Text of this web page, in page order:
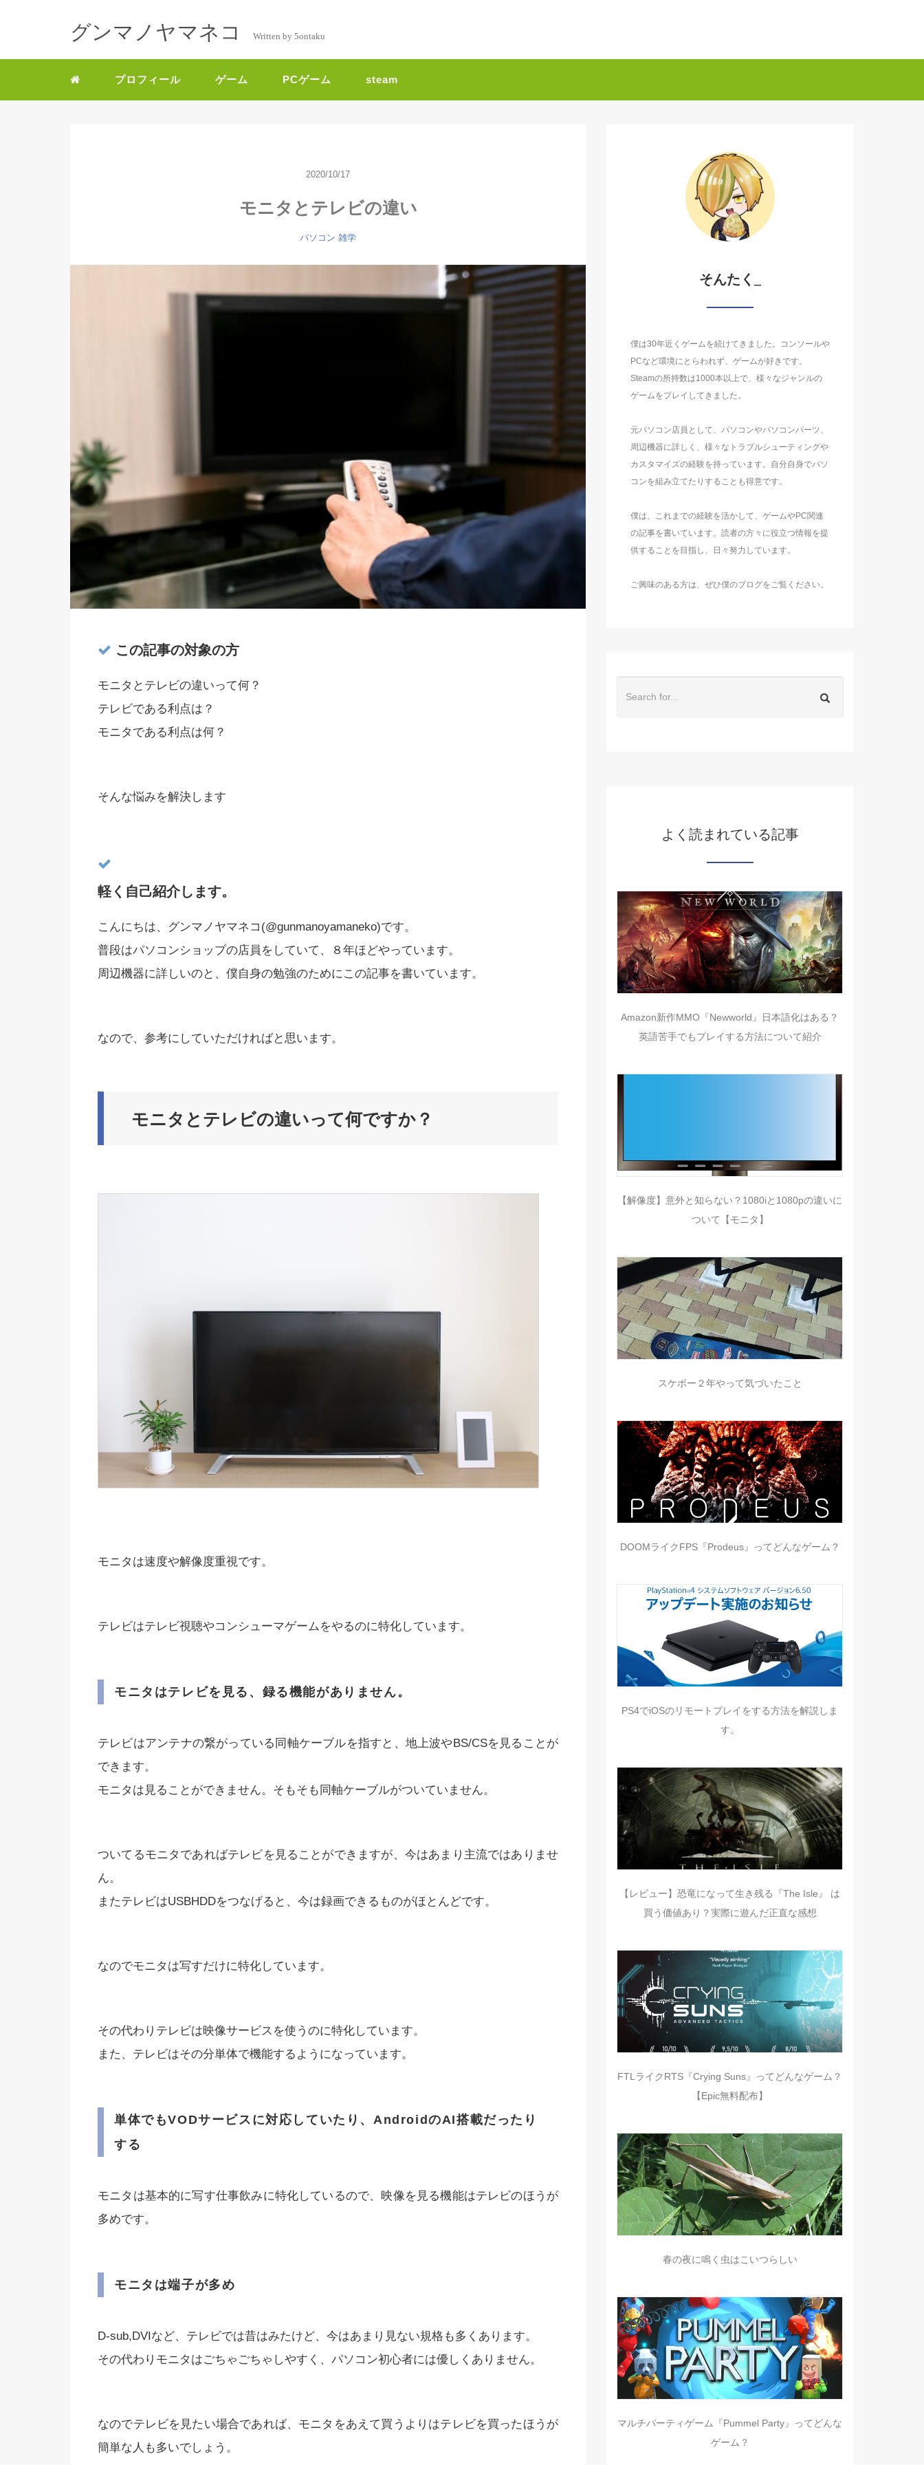
グンマノヤマネコ Written by 5ontaku
プロフィール ゲーム PCゲーム steam
2020/10/17
モニタとテレビの違い
パソコン 雑学
この記事の対象の方
モニタとテレビの違いって何？
テレビである利点は？
モニタである利点は何？
そんな悩みを解決します
軽く自己紹介します。
こんにちは、グンマノヤマネコ(@gunmanoyamaneko)です。
普段はパソコンショップの店員をしていて、８年ほどやっています。
周辺機器に詳しいのと、僕自身の勉強のためにこの記事を書いています。
なので、参考にしていただければと思います。
モニタとテレビの違いって何ですか？
モニタは速度や解像度重視です。
テレビはテレビ視聴やコンシューマゲームをやるのに特化しています。
モニタはテレビを見る、録る機能がありません。
テレビはアンテナの繋がっている同軸ケーブルを指すと、地上波やBS/CSを見ることが
できます。
モニタは見ることができません。そもそも同軸ケーブルがついていません。
ついてるモニタであればテレビを見ることができますが、今はあまり主流ではありませ
ん。
またテレビはUSBHDDをつなげると、今は録画できるものがほとんどです。
なのでモニタは写すだけに特化しています。
その代わりテレビは映像サービスを使うのに特化しています。
また、テレビはその分単体で機能するようになっています。
単体でもVODサービスに対応していたり、AndroidのAI搭載だったり
する
モニタは基本的に写す仕事飲みに特化しているので、映像を見る機能はテレビのほうが
多めです。
モニタは端子が多め
D-sub,DVIなど、テレビでは昔はみたけど、今はあまり見ない規格も多くあります。
その代わりモニタはごちゃごちゃしやすく、パソコン初心者には優しくありません。
なのでテレビを見たい場合であれば、モニタをあえて買うよりはテレビを買ったほうが
簡単な人も多いでしょう。
そんたく_
僕は30年近くゲームを続けてきました。コンソールや
PCなど環境にとらわれず、ゲームが好きです。
Steamの所持数は1000本以上で、様々なジャンルの
ゲームをプレイしてきました。
元パソコン店員として、パソコンやパソコンパーツ、
周辺機器に詳しく、様々なトラブルシューティングや
カスタマイズの経験を持っています。自分自身でパソ
コンを組み立てたりすることも得意です。
僕は、これまでの経験を活かして、ゲームやPC関連
の記事を書いています。読者の方々に役立つ情報を提
供することを目指し、日々努力しています。
ご興味のある方は、ぜひ僕のブログをご覧ください。
よく読まれている記事
Amazon新作MMO『Newworld』日本語化はある？
英語苦手でもプレイする方法について紹介
【解像度】意外と知らない？1080iと1080pの違いに
ついて【モニタ】
スケボー２年やって気づいたこと
DOOMライクFPS『Prodeus』ってどんなゲーム？
PS4でiOSのリモートプレイをする方法を解説しま
す。
【レビュー】恐竜になって生き残る『The Isle』 は
買う価値あり？実際に遊んだ正直な感想
FTLライクRTS『Crying Suns』ってどんなゲーム？
【Epic無料配布】
春の夜に鳴く虫はこいつらしい
マルチパーティゲーム『Pummel Party』ってどんな
ゲーム？